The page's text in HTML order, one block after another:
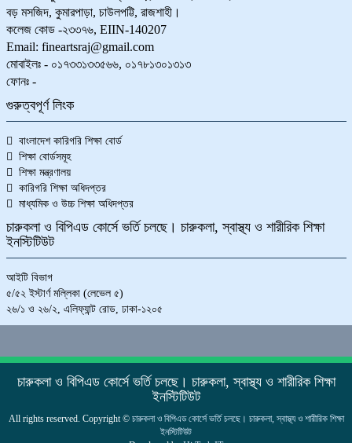
বড় মসজিদ, কুমারপাড়া, চাউলপট্টি, রাজশাহী।
কলেজ কোড -২৩৩৭৬, EIIN-140207
Email: fineartsraj@gmail.com
মোবাইলঃ - ০১৭৩৩১৩৩৫৬৬, ০১৭৮১৩০১৩১৩
ফোনঃ -
গুরুত্বপূর্ণ লিংক
বাংলাদেশ কারিগরি শিক্ষা বোর্ড
শিক্ষা বোর্ডসমূহ
শিক্ষা মন্ত্রণালয়
কারিগরি শিক্ষা অধিদপ্তর
মাধ্যমিক ও উচ্চ শিক্ষা অধিদপ্তর
চারুকলা ও বিপিএড কোর্সে ভর্তি চলছে। চারুকলা, স্বাস্থ্য ও শারীরিক শিক্ষা
ইনস্টিটিউট
আইটি বিভাগ
৫/৫২ ইস্টার্ণ মল্লিকা (লেভেল ৫)
২৬/১ ও ২৬/২, এলিফ্যান্ট রোড, ঢাকা-১২০৫
চারুকলা ও বিপিএড কোর্সে ভর্তি চলছে। চারুকলা, স্বাস্থ্য ও শারীরিক শিক্ষা
ইনস্টিটিউট
All rights reserved. Copyright © চারুকলা ও বিপিএড কোর্সে ভর্তি চলছে। চারুকলা, স্বাস্থ্য ও শারীরিক শিক্ষা
ইনস্টিটিউট